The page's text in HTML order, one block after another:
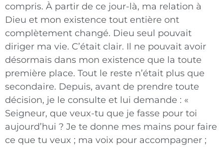
compris. À partir de ce jour-là, ma relation à
Dieu et mon existence tout entière ont
complètement changé. Dieu seul pouvait
diriger ma vie. C’était clair. Il ne pouvait avoir
désormais dans mon existence que la toute
première place. Tout le reste n’était plus que
secondaire. Depuis, avant de prendre toute
décision, je le consulte et lui demande : «
Seigneur, que veux-tu que je fasse pour toi
aujourd’hui ? Je te donne mes mains pour faire
ce que tu veux ; ma voix pour accompagner ;